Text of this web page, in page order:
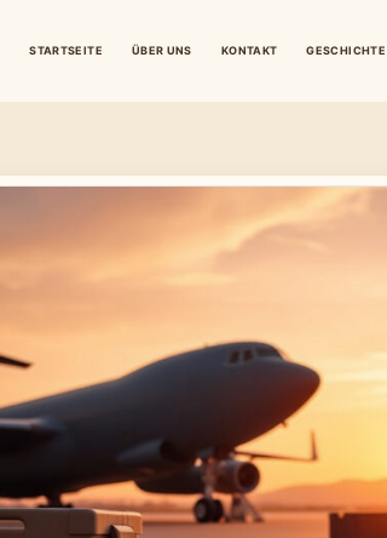
STARTSEITE ÜBER UNS KONTAKT GESCHICHTE